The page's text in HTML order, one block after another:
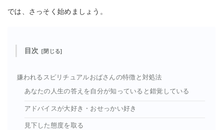
では、さっそく始めましょう。
目次
嫌われるスピリチュアルおばさんの特徴と対処法
あなたの人生の答えを自分が知っていると錯覚している
アドバイスが大好き・おせっかい好き
見下した態度を取る